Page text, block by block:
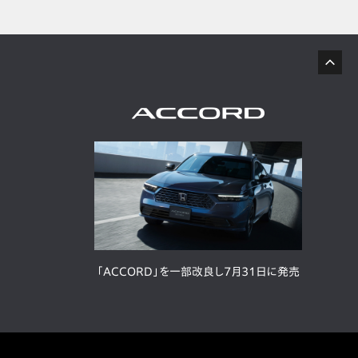
「ACCORD」を一部改良し7月31日に発売